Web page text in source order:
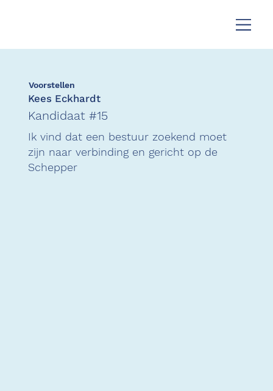
Voorstellen
Kees Eckhardt
Kandidaat #15
Ik vind dat een bestuur zoekend moet
zijn naar verbinding en gericht op de
Schepper